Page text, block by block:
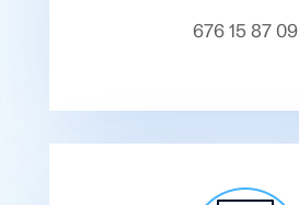
676 15 87 09